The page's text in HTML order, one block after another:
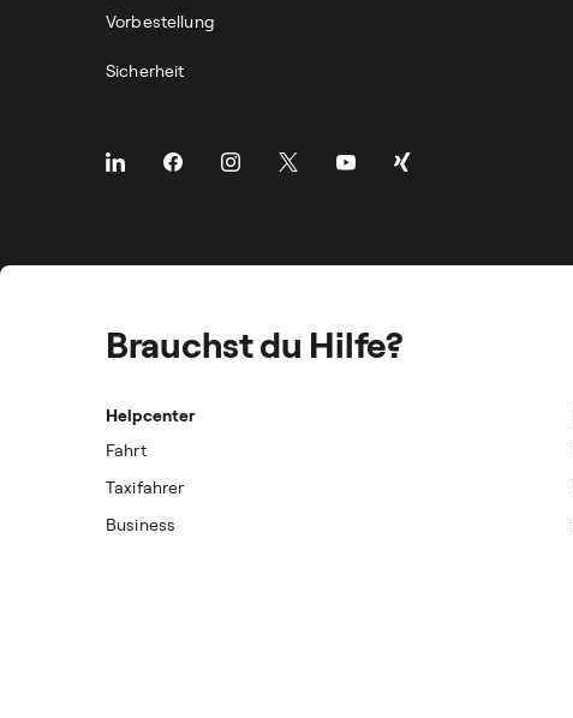
Vorbestellung
Sicherheit
Brauchst du Hilfe?
Helpcenter
Fahrt
Taxifahrer
Business